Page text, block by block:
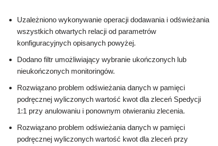
Uzależniono wykonywanie operacji dodawania i odświeżania
wszystkich otwartych relacji od parametrów
konfiguracyjnych opisanych powyżej.
Dodano filtr umożliwiający wybranie ukończonych lub
nieukończonych monitoringów.
Rozwiązano problem odświeżania danych w pamięci
podręcznej wyliczonych wartość kwot dla zleceń Spedycji
1:1 przy anulowaniu i ponownym otwieraniu zlecenia.
Rozwiązano problem odświeżania danych w pamięci
podręcznej wyliczonych wartość kwot dla zleceń przy